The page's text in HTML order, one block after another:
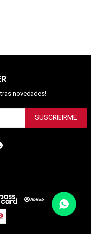
novedades!
SUSCRIBIRME